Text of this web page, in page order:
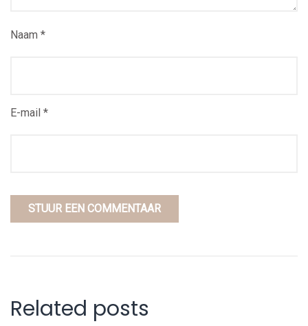
Naam *
E-mail *
Related posts